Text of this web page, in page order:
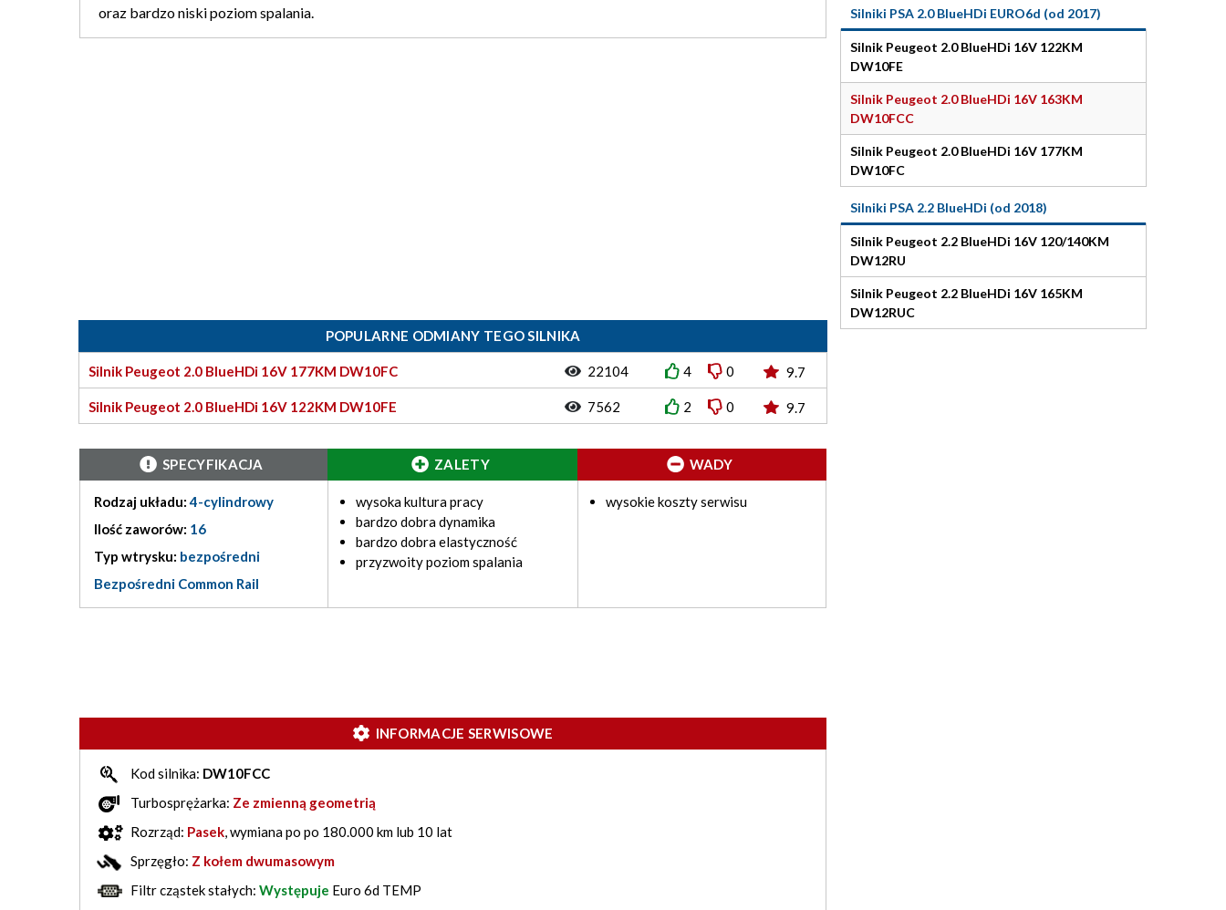
oraz bardzo niski poziom spalania.
POPULARNE ODMIANY TEGO SILNIKA
Silnik Peugeot 2.0 BlueHDi 16V 177KM DW10FC 22104 4 0 9.7
Silnik Peugeot 2.0 BlueHDi 16V 122KM DW10FE 7562 2 0 9.7
SPECYFIKACJA
Rodzaj układu:4-cylindrowy
Ilość zaworów: 16
Typ wtrysku: bezpośredni
Bezpośredni Common Rail
ZALETY
wysoka kultura pracy
bardzo dobra dynamika
bardzo dobra elastyczność
przyzwoity poziom spalania
WADY
wysokie koszty serwisu
INFORMACJE SERWISOWE
Kod silnika: DW10FCC
Turbosprężarka: Ze zmienną geometrią
Rozrząd: Pasek, wymiana po po 180.000 km lub 10 lat
Sprzęgło: Z kołem dwumasowym
Filtr cząstek stałych: Występuje Euro 6d TEMP
Silniki PSA 2.0 BlueHDi EURO6d (od 2017)
Silnik Peugeot 2.0 BlueHDi 16V 122KM
DW10FE
Silnik Peugeot 2.0 BlueHDi 16V 163KM
DW10FCC
Silnik Peugeot 2.0 BlueHDi 16V 177KM
DW10FC
Silniki PSA 2.2 BlueHDi (od 2018)
Silnik Peugeot 2.2 BlueHDi 16V 120/140KM
DW12RU
Silnik Peugeot 2.2 BlueHDi 16V 165KM
DW12RUC